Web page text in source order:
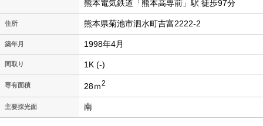
熊本電気鉄道「熊本高専前」駅 徒歩97分
住所 熊本県菊池市泗水町吉富2222-2
築年月 1998年4月
間取り 1K (-)
専有面積 28ｍ2
主要採光面 南